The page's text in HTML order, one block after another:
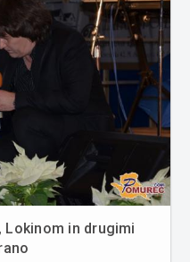
Lokinom in drugimi